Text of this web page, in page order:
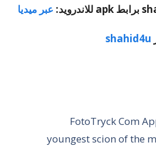
عبر ميديا
shahid4u